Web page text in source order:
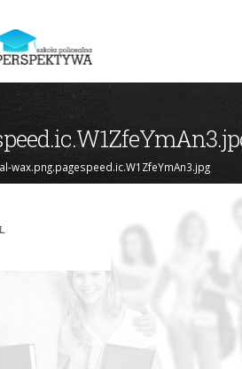
wax.png.pagespeed.ic.W1ZfeYmAn3.jpg